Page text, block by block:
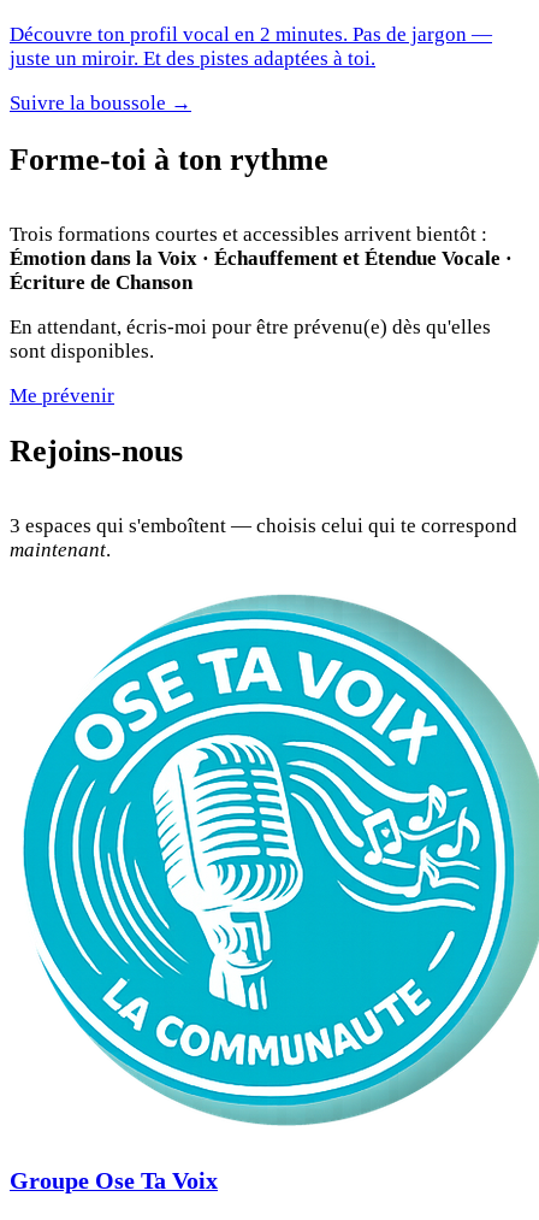
Découvre ton profil vocal en 2 minutes. Pas de jargon —
juste un miroir. Et des pistes adaptées à toi.
Suivre la boussole →
Forme-toi à ton rythme
Trois formations courtes et accessibles arrivent bientôt :
Émotion dans la Voix · Échauffement et Étendue Vocale ·
Écriture de Chanson
En attendant, écris-moi pour être prévenu(e) dès qu'elles
sont disponibles.
Me prévenir
Rejoins-nous
3 espaces qui s'emboîtent — choisis celui qui te correspond
maintenant.
Groupe Ose Ta Voix